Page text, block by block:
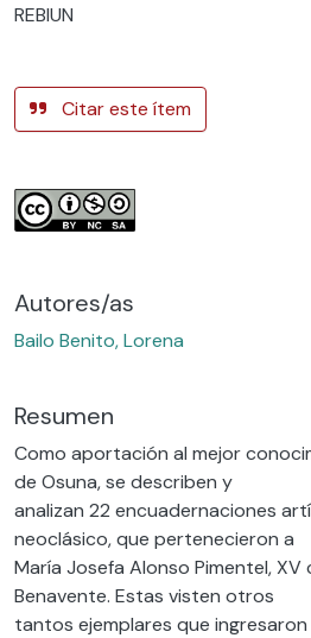
REBIUN
Citar este ítem
Autores/as
Bailo Benito, Lorena
Resumen
Como aportación al mejor
de Osuna, se describen y
analizan 22 encuadernaciones
neoclásico, que pertenecieron a
María Josefa Alonso Pimentel,
Benavente. Estas visten otros
tantos ejemplares que